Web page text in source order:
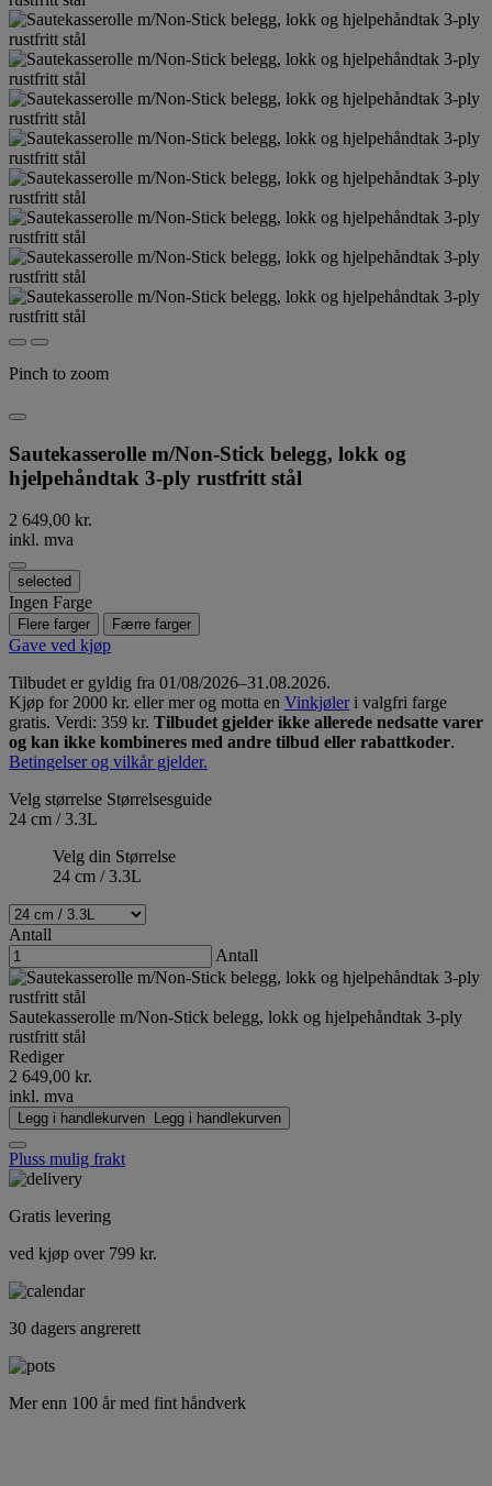
Pinch to zoom
Sautekasserolle m/Non-Stick belegg, lokk og
hjelpehåndtak 3-ply rustfritt stål
2 649,00 kr.
inkl. mva
selected
Ingen Farge
Flere farger Færre farger
Gave ved kjøp
Tilbudet er gyldig fra 01/08/2026–31.08.2026.
Kjøp for 2000 kr. eller mer og motta en Vinkjøleri valgfri farge
gratis. Verdi: 359 kr. Tilbudet gjelder ikke allerede nedsatte varer
og kan ikke kombineres med andre tilbud eller rabattkoder.
Betingelser og vilkår gjelder.
Velg størrelse Størrelsesguide
24 cm / 3.3L
Velg din Størrelse
24 cm / 3.3L
Antall
Antall
Sautekasserolle m/Non-Stick belegg, lokk og hjelpehåndtak 3-ply
rustfritt stål
Rediger
2 649,00 kr.
inkl. mva
Legg i handlekurven Legg i handlekurven
Pluss mulig frakt
Gratis levering
ved kjøp over 799 kr.
30 dagers angrerett
Mer enn 100 år med fint håndverk